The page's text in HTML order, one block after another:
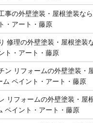
事の外壁塗装・屋根塗装な
・アート・藤原
修理の外壁塗装・屋根塗装
ト・アート・藤原
ン リフォームの外壁塗装・
ム ペイント・アート・藤原
リフォームの外壁塗装・屋
ペイント・アート・藤原